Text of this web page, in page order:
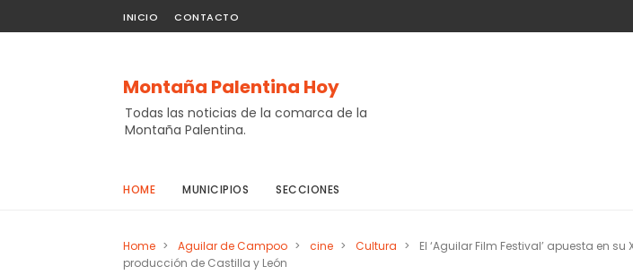
INICIO CONTACTO
Montaña Palentina Hoy
Todas las noticias de la comarca de la
Montaña Palentina.
HOME MUNICIPIOS SECCIONES
Home > Aguilar de Campoo > cine > Cultura >
El ‘Aguilar Film Festival’ apuesta en su
producción de Castilla y León